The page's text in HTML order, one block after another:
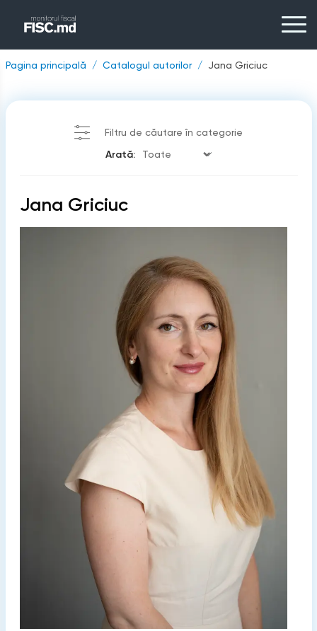
Pagina principală Catalogul autorilor Jana Griciuc
Filtru de căutare în categorie
Arată:
Jana Griciuc